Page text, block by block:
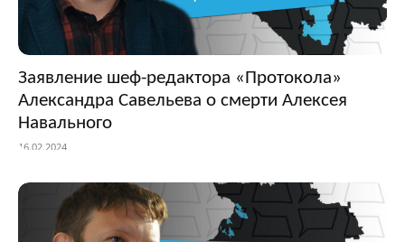
Заявление шеф-редактора «Протокола»
Александра Савельева о смерти Алексея
Навального
16.02.2024